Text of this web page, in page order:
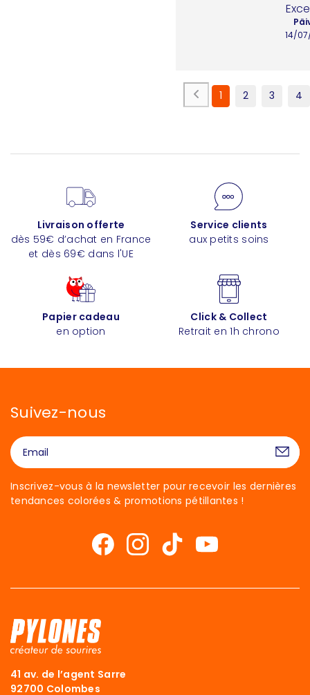
14/
1 2 3 4
Livraison offerte
dès 59€ d’achat en France
et dès 69€ dans l'UE
Service clients
aux petits soins
Papier cadeau
en option
Click & Collect
Retrait en 1h chrono
Suivez-nous
Inscrivez-vous à la newsletter pour recevoir les dernières
tendances colorées & promotions pétillantes !
41 av. de l’agent Sarre
92700 Colombes